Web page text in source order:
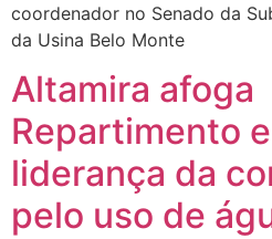
coordenador no Senado da
da Usina Belo Monte
Altamira afoga
Repartimento
liderança da
pelo uso de